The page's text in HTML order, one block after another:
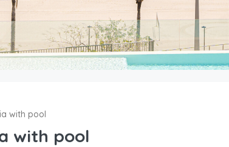
with pool
with pool